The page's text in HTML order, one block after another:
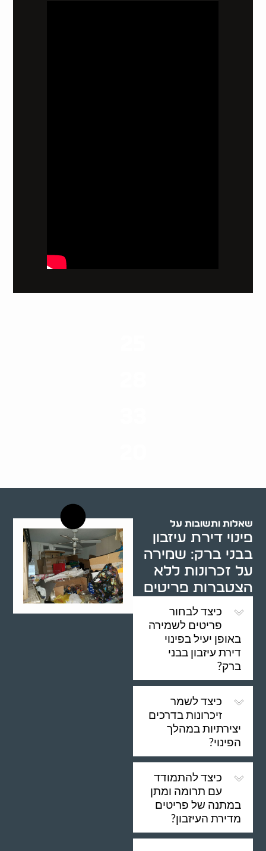
שאלות ותשובות על
פינוי דירת עיזבון
בבני ברק: שמירה
על זכרונות ללא
הצטברות פריטים
כיצד לבחור
פריטים לשמירה
באופן יעיל בפינוי
דירת עיזבון בבני
ברק?
כיצד לשמר
זיכרונות בדרכים
יצירתיות במהלך
הפינוי?
כיצד להתמודד
עם תרומה ומתן
במתנה של פריטים
מדירת העיזבון?